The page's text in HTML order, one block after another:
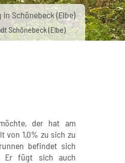
Schönebeck (Elbe)
Schönebeck (Elbe)
der hat am
von 1,0% zu sich zu
befindet sich
Er fügt sich auch